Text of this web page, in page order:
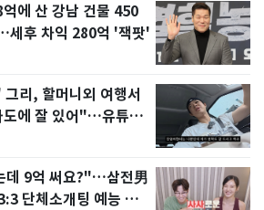
에 산 강남 건물 450
세후 차익 280억 '잭팟'
리, 할머니외 여행서
도에 잘 있어"…유튜브
데 9억 써요?"…삼전男
단체소개팅 예능 화